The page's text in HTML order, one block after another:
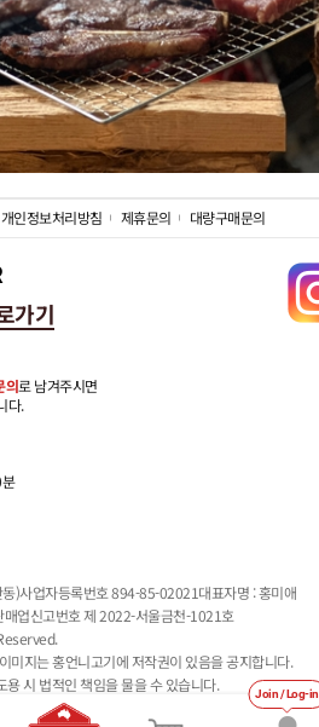
Join / Log-in
개인정보처리방침 제휴문의 대량구매문의
가기
의로 남겨주시면
다.
)사업자등록번호 894-85-02021대표자명 : 홍미애
매업신고번호 제 2022-서울금천-1021호
미지는 홍언니고기에 저작권이 있음을 공지합니다.
시 법적인 책임을 물을 수 있습니다.